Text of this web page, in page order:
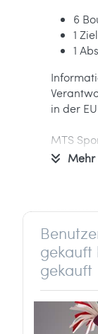
6
1
1
in der
MTS
Hans-
82515
gekauft
gekauft